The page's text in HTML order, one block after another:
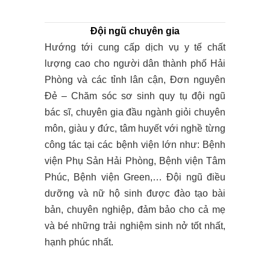
Đội ngũ chuyên gia
Hướng tới cung cấp dịch vụ y tế chất
lượng cao cho người dân thành phố Hải
Phòng và các tỉnh lân cận, Đơn nguyên
Đẻ – Chăm sóc sơ sinh quy tụ đội ngũ
bác sĩ, chuyên gia đầu ngành giỏi chuyên
môn, giàu y đức, tâm huyết với nghề từng
công tác tại các bệnh viện lớn như: Bệnh
viện Phụ Sản Hải Phòng, Bệnh viện Tâm
Phúc, Bệnh viện Green,… Đội ngũ điều
dưỡng và nữ hộ sinh được đào tạo bài
bản, chuyên nghiệp, đảm bảo cho cả mẹ
và bé những trải nghiệm sinh nở tốt nhất,
hạnh phúc nhất.